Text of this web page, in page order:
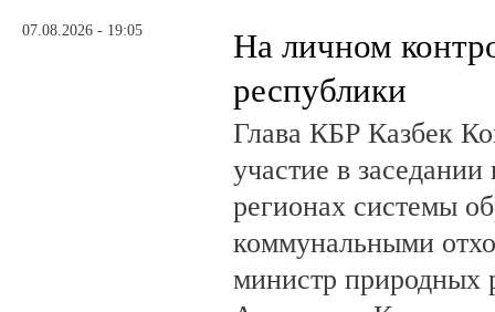
07.08.2026 - 19:05
На личном
республики
Глава КБР Казбек
участие в
регионах системы
коммунальными
министр природных